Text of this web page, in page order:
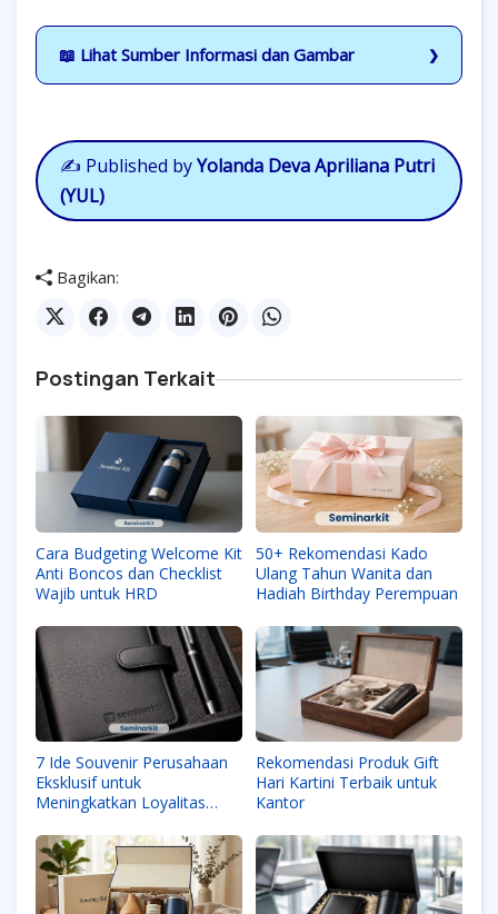
📖 Lihat Sumber Informasi dan Gambar
✍️ Published byYolanda Deva Apriliana Putri
(YUL)
Bagikan:
Postingan Terkait
Cara Budgeting Welcome Kit
Anti Boncos dan Checklist
Wajib untuk HRD
50+ Rekomendasi Kado
Ulang Tahun Wanita dan
Hadiah Birthday Perempuan
7 Ide Souvenir Perusahaan
Eksklusif untuk
Meningkatkan Loyalitas
Rekomendasi Produk Gift
Hari Kartini Terbaik untuk
Kantor